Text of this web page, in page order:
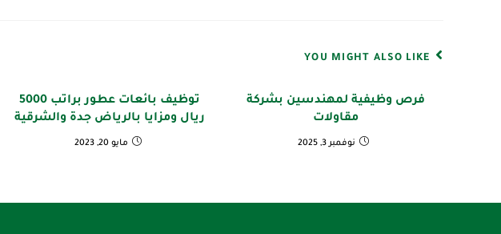
YOU MIGHT ALSO LIKE
توظيف بائعات عطور براتب 5000
ريال ومزايا بالرياض جدة والشرقية
مايو 20, 2023
فرص وظيفية لمهندسين بشركة
مقاولات
نوفمبر 3, 2025